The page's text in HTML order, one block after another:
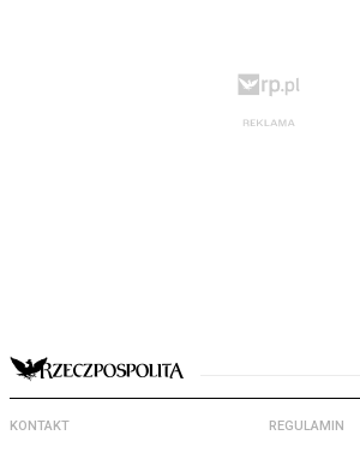
KONTAKT REGULAMIN